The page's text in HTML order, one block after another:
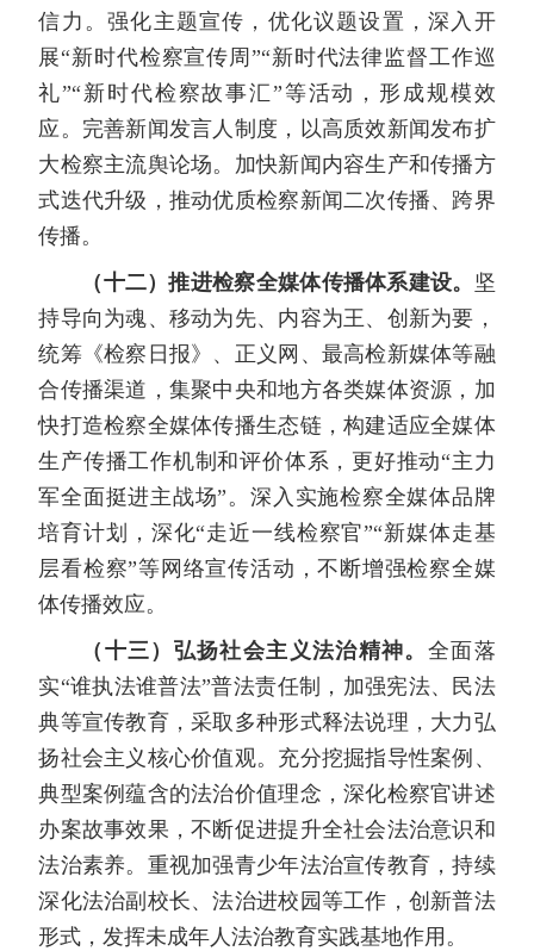
信力。强化主题宣传，优化议题设置，深入开
展“新时代检察宣传周”“新时代法律监督工作巡
礼”“新时代检察故事汇”等活动，形成规模效
应。完善新闻发言人制度，以高质效新闻发布扩
大检察主流舆论场。加快新闻内容生产和传播方
式迭代升级，推动优质检察新闻二次传播、跨界
传播。
（十二）推进检察全媒体传播体系建设。 坚
持导向为魂、移动为先、内容为王、创新为要，
统筹《检察日报》、正义网、最高检新媒体等融
合传播渠道，集聚中央和地方各类媒体资源，加
快打造检察全媒体传播生态链，构建适应全媒体
生产传播工作机制和评价体系，更好推动“主力
军全面挺进主战场”。深入实施检察全媒体品牌
培育计划，深化“走近一线检察官”“新媒体走基
层看检察”等网络宣传活动，不断增强检察全媒
体传播效应。
（十三）弘扬社会主义法治精神。 全面落
实“谁执法谁普法”普法责任制，加强宪法、民法
典等宣传教育，采取多种形式释法说理，大力弘
扬社会主义核心价值观。充分挖掘指导性案例、
典型案例蕴含的法治价值理念，深化检察官讲述
办案故事效果，不断促进提升全社会法治意识和
法治素养。重视加强青少年法治宣传教育，持续
深化法治副校长、法治进校园等工作，创新普法
形式，发挥未成年人法治教育实践基地作用。